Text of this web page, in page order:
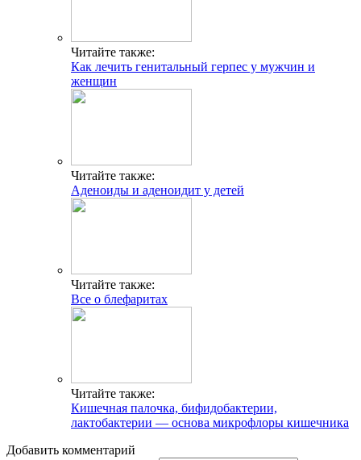
Читайте также:
Как лечить генитальный герпес у мужчин и
женщин
Читайте также:
Аденоиды и аденоидит у детей
Читайте также:
Все о блефаритах
Читайте также:
Кишечная палочка, бифидобактерии,
лактобактерии — основа микрофлоры кишечника
Добавить комментарий